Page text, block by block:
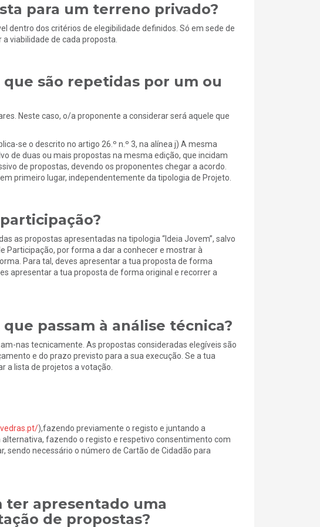
para um terreno privado?
dentro dos critérios de elegibilidade definidos. Só em sede de
viabilidade de cada proposta.
são repetidas por um ou
Neste caso, o/a proponente a considerar será aquele que
se o descrito no artigo 26.º n.º 3, na alínea j) A mesma
de duas ou mais propostas na mesma edição, que incidam
de propostas, devendo os proponentes chegar a acordo.
primeiro lugar, independentemente da tipologia de Projeto.
as propostas apresentadas na tipologia “Ideia Jovem”, salvo
Participação, por forma a dar a conhecer e mostrar à
Para tal, deves apresentar a tua proposta de forma
apresentar a tua proposta de forma original e recorrer a
passam à análise técnica?
nas tecnicamente. As propostas consideradas elegíveis são
e do prazo previsto para a sua execução. Se a tua
a lista de projetos a votação.
),fazendo previamente o registo e juntando a
fazendo o registo e respetivo consentimento com
sendo necessário o número de Cartão de Cidadão para
ter apresentado uma
de propostas?